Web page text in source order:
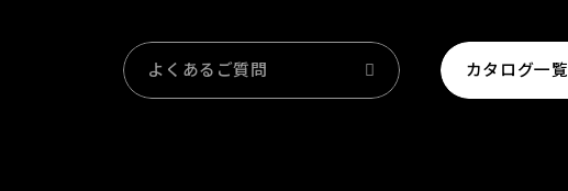
よくあるご質問 カタログ一覧